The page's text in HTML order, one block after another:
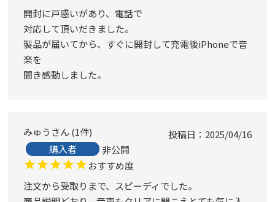
開封に戸惑いがあり、電話で
対応して頂いだきました。
製品が届いてから、すぐに開封して充電後iPhoneで音
楽を
聞き感動しました。
みゅう 1件
購入者
非公開
投稿日 2025/04/16
おすすめ度
注文から受取りまで、スピーディでした。